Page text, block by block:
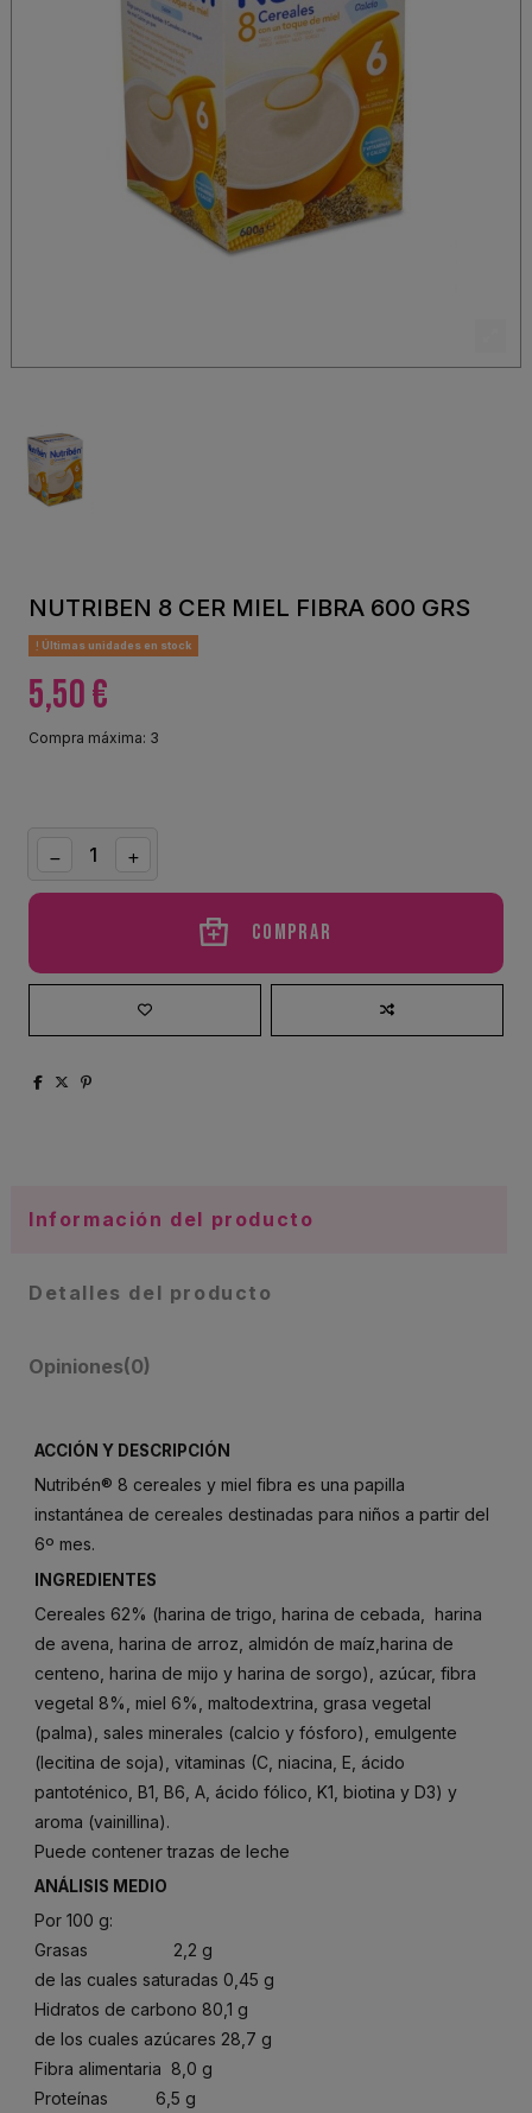
NUTRIBEN 8 CER MIEL FIBRA 600 GRS
Últimas unidades en stock
5,50 €
Compra máxima: 3
Comprar
Información del producto
Detalles del producto
Opiniones(0)
ACCIÓN Y DESCRIPCIÓN
Nutribén® 8 cereales y miel fibra es una papilla
instantánea de cereales destinadas para niños a partir del
6º mes.
INGREDIENTES
Cereales 62% (harina de trigo, harina de cebada, harina
de avena, harina de arroz, almidón de maíz,harina de
centeno, harina de mijo y harina de sorgo), azúcar, fibra
vegetal 8%, miel 6%, maltodextrina, grasa vegetal
(palma), sales minerales (calcio y fósforo), emulgente
(lecitina de soja), vitaminas (C, niacina, E, ácido
pantoténico, B1, B6, A, ácido fólico, K1, biotina y D3) y
aroma (vainillina).
Puede contener trazas de leche
ANÁLISIS MEDIO
Por 100 g:
Grasas 2,2 g
de las cuales saturadas 0,45 g
Hidratos de carbono 80,1 g
de los cuales azúcares 28,7 g
Fibra alimentaria 8,0 g
Proteínas 6,5 g